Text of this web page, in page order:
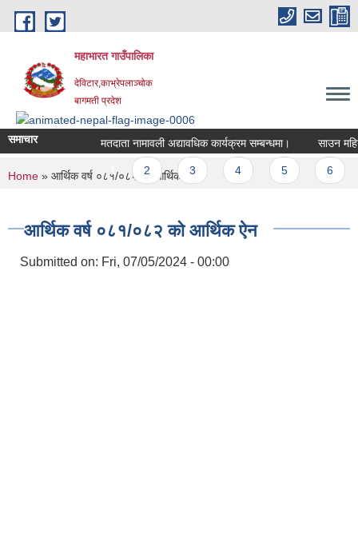
Skip to main content
महाभारत गाउँपालिका
देविटार,काभ्रेपलाञ्चोक
बागमती प्रदेश
समाचार मतदाता नामावली अद्यावधिक कार्यक्रम सम्बन्धमा। साउन
Pages
1
You are here
Home » आर्थिक वर्ष ०८१/०८२ काे आर्थिक ऐन
आर्थिक वर्ष ०८१/०८२ काे आर्थिक ऐन
Submitted on: Fri, 07/05/2024 - 00:00